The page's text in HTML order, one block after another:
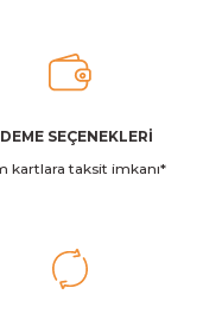
Tumbler Pipetli
SEÇENEKLERİ
kartlara taksit imkanı*